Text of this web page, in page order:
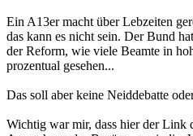
Ein A13er macht über Lebzeiten
das kann es nicht sein. Der Bund
der Reform, wie viele Beamte in
prozentual gesehen...
Das soll aber keine Neiddebatte
Wichtig war mir, dass hier der Link